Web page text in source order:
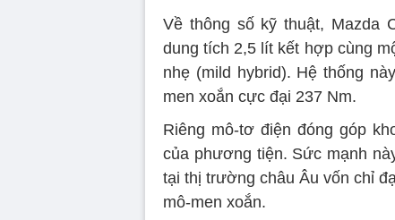
Về thông số kỹ thuật, Mazda
dung tích 2,5 lít kết hợp cùng
nhẹ (mild hybrid). Hệ thống
men xoắn cực đại 237 Nm.
Riêng mô-tơ điện đóng góp
của phương tiện. Sức mạnh
tại thị trường châu Âu vốn chỉ
mô-men xoắn.